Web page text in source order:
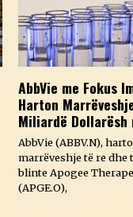
AbbVie me Fokus
Harton
Miliardë Dollarësh
AbbVie (ABBV.N),
marrëveshje të re dhe
blinte Apogee
(APGE.O),